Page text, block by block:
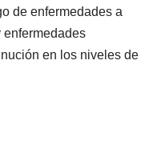
de enfermedades a
enfermedades
en los niveles de